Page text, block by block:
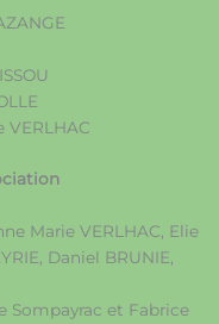
VERLHAC
Marie VERLHAC, Elie
Daniel BRUNIE,
Sompayrac et Fabrice